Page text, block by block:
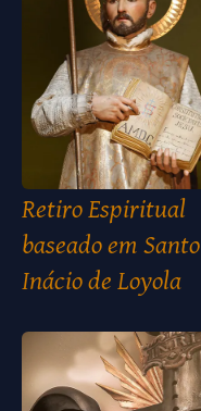
Retiro Espiritual
baseado em Santo
Inácio de Loyola